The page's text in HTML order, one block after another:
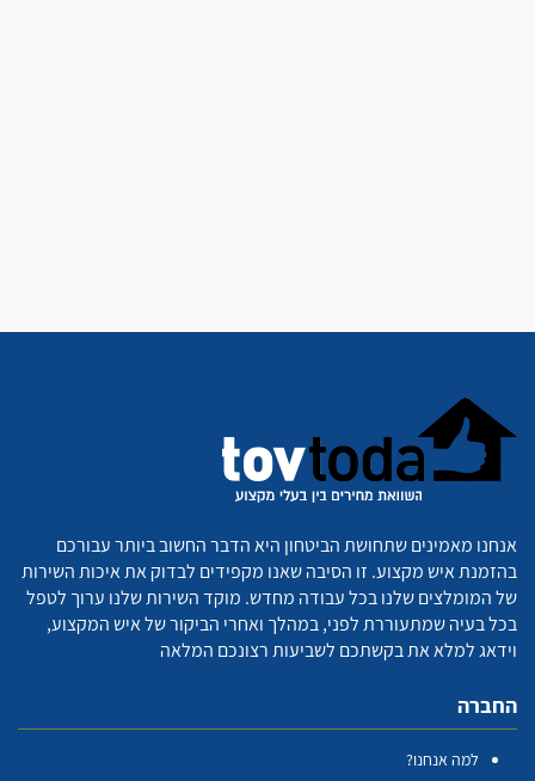
אנחנו מאמינים שתחושת הביטחון היא הדבר החשוב ביותר עבורכם
בהזמנת איש מקצוע. זו הסיבה שאנו מקפידים לבדוק את איכות השירות
של המומלצים שלנו בכל עבודה מחדש. מוקד השירות שלנו ערוך לטפל
בכל בעיה שמתעוררת לפני, במהלך ואחרי הביקור של איש המקצוע,
וידאג למלא את בקשתכם לשביעות רצונכם המלאה
החברה
למה אנחנו?